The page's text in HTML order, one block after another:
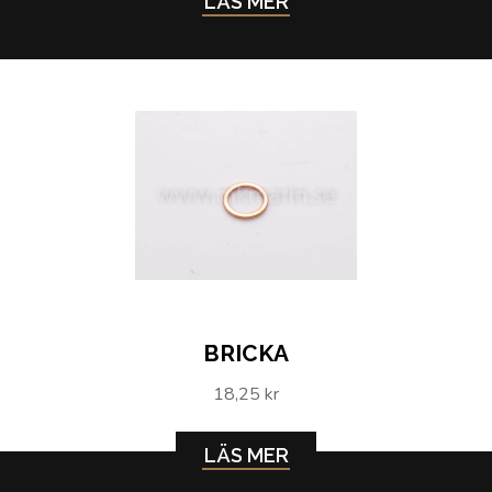
BRICKA
18,25 kr
LÄS MER